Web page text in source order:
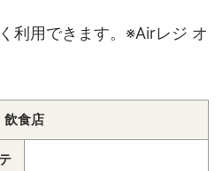
利用できます。※Airレジ オ
飲食店